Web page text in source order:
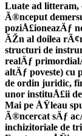
Luate ad litteram,
Ã®nceput
poziÅ£ioneazÄƒ
ÃŽn al doilea
structuri de
realÄƒ
altÄƒ poveste) cu
de ordin juridic,
unor instituÅ£ii
Mai pe ÅŸleau
Ã®ncercat sÄƒ
inchizitoriale de